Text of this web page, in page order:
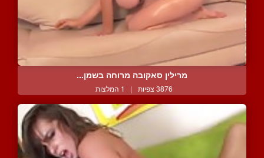
מרילין סאקובה מרוחה בשמן...
3876 צפיות | 1 המלצות